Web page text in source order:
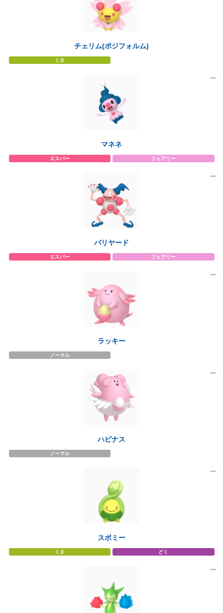
チェリム(ポジフォルム)
くさ
マネネ
エスパー フェアリー
バリヤード
エスパー フェアリー
ラッキー
ノーマル
ハピナス
ノーマル
スボミー
くさ どく